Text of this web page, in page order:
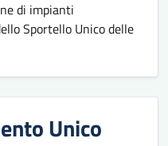
di impianti
Sportello Unico delle
Unico